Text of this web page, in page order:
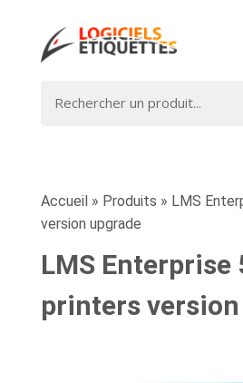
Accueil » Produits » LMS
version upgrade
LMS Enterprise
printers